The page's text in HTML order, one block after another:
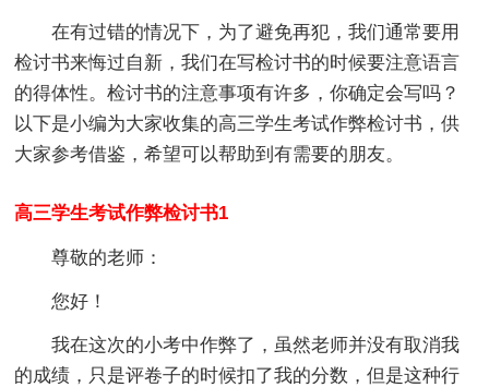
在有过错的情况下，为了避免再犯，我们通常要用
检讨书来悔过自新，我们在写检讨书的时候要注意语言
的得体性。检讨书的注意事项有许多，你确定会写吗？
以下是小编为大家收集的高三学生考试作弊检讨书，供
大家参考借鉴，希望可以帮助到有需要的朋友。
高三学生考试作弊检讨书1
尊敬的老师：
您好！
我在这次的小考中作弊了，虽然老师并没有取消我
的成绩，只是评卷子的时候扣了我的分数，但是这种行